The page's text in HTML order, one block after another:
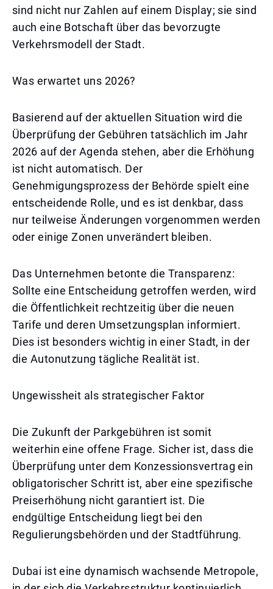
sind nicht nur Zahlen auf einem Display; sie sind
auch eine Botschaft über das bevorzugte
Verkehrsmodell der Stadt.
Was erwartet uns 2026?
Basierend auf der aktuellen Situation wird die
Überprüfung der Gebühren tatsächlich im Jahr
2026 auf der Agenda stehen, aber die Erhöhung
ist nicht automatisch. Der
Genehmigungsprozess der Behörde spielt eine
entscheidende Rolle, und es ist denkbar, dass
nur teilweise Änderungen vorgenommen werden
oder einige Zonen unverändert bleiben.
Das Unternehmen betonte die Transparenz:
Sollte eine Entscheidung getroffen werden, wird
die Öffentlichkeit rechtzeitig über die neuen
Tarife und deren Umsetzungsplan informiert.
Dies ist besonders wichtig in einer Stadt, in der
die Autonutzung tägliche Realität ist.
Ungewissheit als strategischer Faktor
Die Zukunft der Parkgebühren ist somit
weiterhin eine offene Frage. Sicher ist, dass die
Überprüfung unter dem Konzessionsvertrag ein
obligatorischer Schritt ist, aber eine spezifische
Preiserhöhung nicht garantiert ist. Die
endgültige Entscheidung liegt bei den
Regulierungsbehörden und der Stadtführung.
Dubai ist eine dynamisch wachsende Metropole,